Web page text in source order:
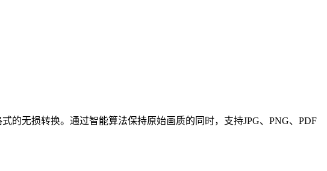
的无损转换。通过智能算法保持原始画质的同时，支持JPG、PNG、PDF